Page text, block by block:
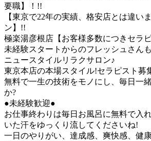
要職】！!!
【東京で22年の実績、格安店とは違い
ン】!!
極楽湯彦根店【お客様多数につきセラ
未経験スタートからのフレッシュさん
ニュースタイルリラクサロン♪
東京本店の本場スタイル!セラピスト募
無料で一生の技術をモノにし、毎日一
か?
●未経験歓迎●
お仕事終わりは毎日お風呂に無料で入
いた汗をゆっくり流してくださいね!
一日のやりがい、達成感、爽快感、健